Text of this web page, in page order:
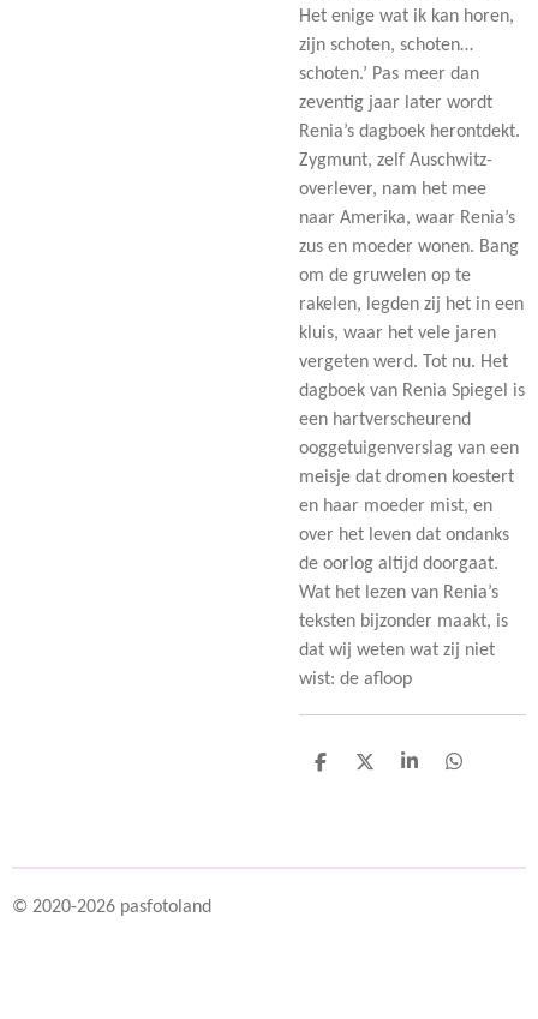
Het enige wat ik kan horen,
zijn schoten, schoten…
schoten.’ Pas meer dan
zeventig jaar later wordt
Renia’s dagboek herontdekt.
Zygmunt, zelf Auschwitz-
overlever, nam het mee
naar Amerika, waar Renia’s
zus en moeder wonen. Bang
om de gruwelen op te
rakelen, legden zij het in een
kluis, waar het vele jaren
vergeten werd. Tot nu. Het
dagboek van Renia Spiegel is
een hartverscheurend
ooggetuigenverslag van een
meisje dat dromen koestert
en haar moeder mist, en
over het leven dat ondanks
de oorlog altijd doorgaat.
Wat het lezen van Renia’s
teksten bijzonder maakt, is
dat wij weten wat zij niet
wist: de afloop
D
D
S
D
© 2020-2026 pasfotoland